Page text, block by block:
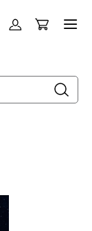
Allez
Panier